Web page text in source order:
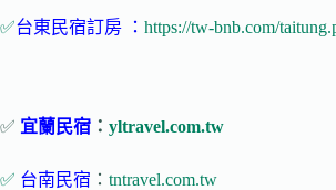
✅台東民宿訂房 ： https://tw-bnb.com/
✅ 宜蘭民宿 ： yltravel.com.tw
✅ 台南民宿 ： tntravel.com.tw